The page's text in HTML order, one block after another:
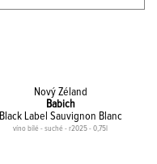
Nový Zéland
Babich
Black Label Sauvignon Blanc
víno bílé - suché - r2025 - 0,75l